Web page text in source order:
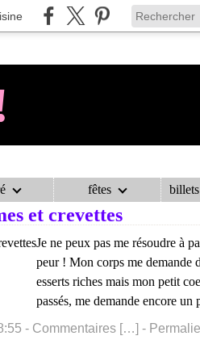
fêtes
et crevettes
Je ne peux pas me résoudre à
peur ! Mon corps me demande
esserts riches mais mon petit
passés, me demande encore un
- Commentaires […] -